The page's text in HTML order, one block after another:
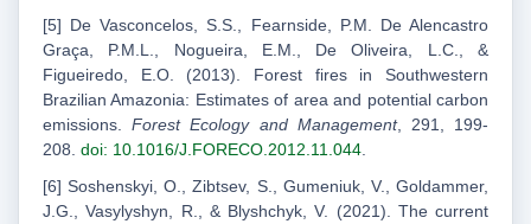
[5] De Vasconcelos, S.S., Fearnside, P.M. De Alencastro
Graça, P.M.L., Nogueira, E.M., De Oliveira, L.C., &
Figueiredo, E.O. (2013). Forest fires in Southwestern
Brazilian Amazonia: Estimates of area and potential carbon
emissions.Forest Ecology and Management, 291, 199-
208. doi: 10.1016/J.FORECO.2012.11.044.
[6] Soshenskyi, O., Zibtsev, S., Gumeniuk, V., Goldammer,
J.G., Vasylyshyn, R., & Blyshchyk, V. (2021). The current